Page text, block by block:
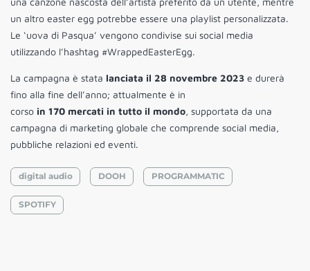
un altro easter egg potrebbe essere una playlist personalizzata.
Le ‘uova di Pasqua’ vengono condivise sui social media
utilizzando l’hashtag #WrappedEasterEgg.
La campagna è stata lanciata il 28 novembre 2023 e durerà
fino alla fine dell’anno; attualmente è in
corso in 170 mercati in tutto il mondo, supportata da una
campagna di marketing globale che comprende social media,
pubbliche relazioni ed eventi.
digital audio DOOH PROGRAMMATIC
SPOTIFY